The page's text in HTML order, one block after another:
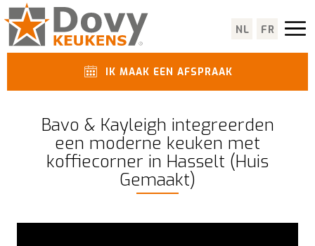
NL FR
IK MAAK EEN AFSPRAAK
Bavo & Kayleigh integreerden
een moderne keuken met
koffiecorner in Hasselt (Huis
Gemaakt)